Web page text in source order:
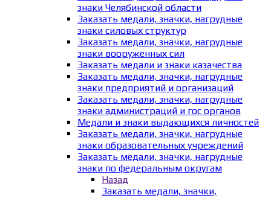
знаки Челябинской области
Заказать медали, значки, нагрудные
знаки силовых структур
Заказать медали, значки, нагрудные
знаки вооруженных сил
Заказать медали и знаки казачества
Заказать медали, значки, нагрудные
знаки предприятий и организаций
Заказать медали, значки, нагрудные
знаки администраций и гос органов
Медали и знаки выдающихся личностей
Заказать медали, значки, нагрудные
знаки образовательных учреждений
Заказать медали, значки, нагрудные
знаки по федеральным округам
Назад
Заказать медали, значки,